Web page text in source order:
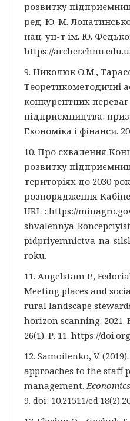
розвитку
ред. Ю. М.
нац. ун-т ім. Ю.
https://
9. Николюк О.М.,
Теоретикометодичні
конкурентних переваг
підприємництва:
Економіка і фінанси.
10. Про схвалення
розвитку
територіях до 2030
розпорядження
URL : https://
shvalennya-
pidpriyemnictva-na-
roku.
11. Angelstam P.,
Meeting places and
rural landscape
horizon scanning. 2021.
26(1). Р. 11. https://
12. Samoilenko, V.
approaches to the staff
management.
9. doi: 10.21511/